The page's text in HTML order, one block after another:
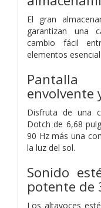
El gran
garantizan una
cambio fácil
elementos
Pantalla
envolvente
Disfruta de una
Dotch de 6,68
90 Hz más una
la luz del sol.
Sonido
potente de
Los altavoces